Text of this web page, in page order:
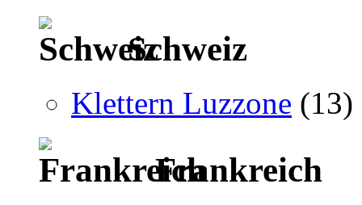
Schweiz
Klettern Luzzone (13)
Frankreich